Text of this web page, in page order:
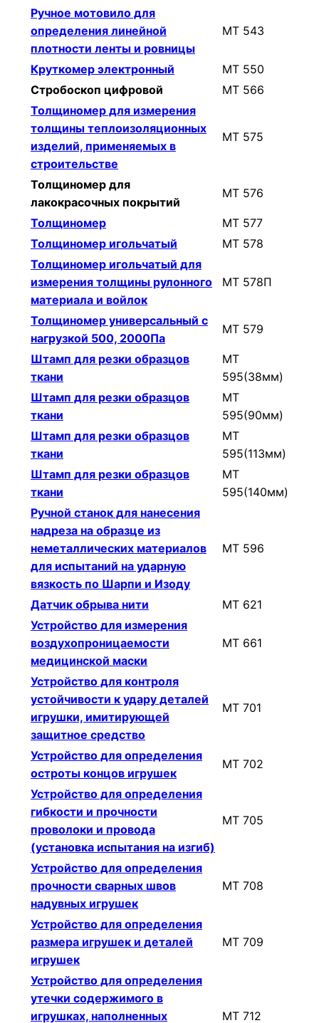
Ручное мотовило для
определения линейной
плотности ленты и ровницы
МТ 543
Круткомер электронный
МТ 550
Стробоскоп цифровой
МТ 566
Толщиномер для измерения
толщины теплоизоляционных
изделий, применяемых в
строительстве
МТ 575
Толщиномер для
лакокрасочных покрытий
МТ 576
Толщиномер
МТ 577
Толщиномер игольчатый
МТ 578
Толщиномер игольчатый для
измерения толщины рулонного
материала и войлок
МТ 578П
Толщиномер универсальный с
нагрузкой 500, 2000Па
МТ 579
Штамп для резки образцов
ткани
МТ
595(38мм)
Штамп для резки образцов
ткани
МТ
595(90мм)
Штамп для резки образцов
ткани
МТ
595(113мм)
Штамп для резки образцов
ткани
МТ
595(140мм)
Ручной станок для нанесения
надреза на образце из
неметаллических материалов
для испытаний на ударную
вязкость по Шарпи и Изоду
МТ 596
Датчик обрыва нити
МТ 621
Устройство для измерения
воздухопроницаемости
медицинской маски
МТ 661
Устройство для контроля
устойчивости к удару деталей
игрушки, имитирующей
защитное средство
МТ 701
Устройство для определения
остроты концов игрушек
МТ 702
Устройство для определения
гибкости и прочности
проволоки и провода
(установка испытания на изгиб)
МТ 705
Устройство для определения
прочности сварных швов
надувных игрушек
МТ 708
Устройство для определения
размера игрушек и деталей
игрушек
МТ 709
Устройство для определения
утечки содержимого в
игрушках, наполненных
МТ 712